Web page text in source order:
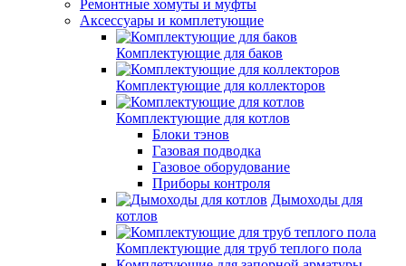
Ремонтные хомуты и муфты
Аксессуары и комплетующие
Комплектующие для баков
Комплектующие для коллекторов
Комплектующие для котлов
Блоки тэнов
Газовая подводка
Газовое оборудование
Приборы контроля
Дымоходы для
котлов
Комплектующие для труб теплого пола